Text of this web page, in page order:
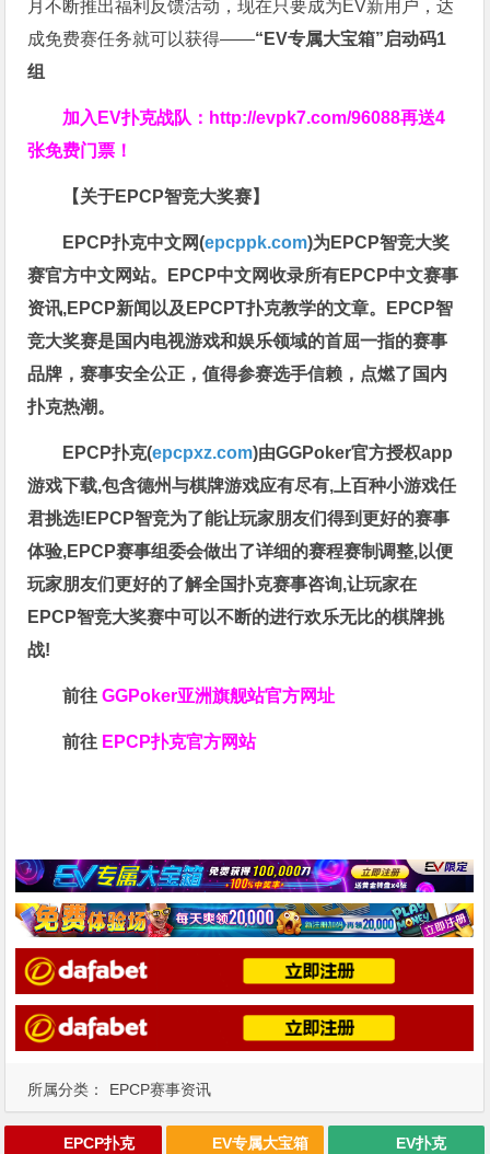
所属分类： EPCP赛事资讯
月不断推出福利反馈活动，现在只要成为EV新用户，达
成免费赛任务就可以获得——“EV专属大宝箱”启动码1
组
加入EV扑克战队： http://evpk7.com/96088再送4
张免费门票！
【关于EPCP智竞大奖赛】
EPCP扑克中文网(epcppk.com)为EPCP智竞大奖
赛官方中文网站。EPCP中文网收录所有EPCP中文赛事
资讯,EPCP新闻以及EPCPT扑克教学的文章。EPCP智
竞大奖赛是国内电视游戏和娱乐领域的首屈一指的赛事
品牌，赛事安全公正，值得参赛选手信赖，点燃了国内
扑克热潮。
EPCP扑克(epcpxz.com)由GGPoker官方授权app
游戏下载,包含德州与棋牌游戏应有尽有,上百种小游戏任
君挑选!EPCP智竞为了能让玩家朋友们得到更好的赛事
体验,EPCP赛事组委会做出了详细的赛程赛制调整,以便
玩家朋友们更好的了解全国扑克赛事咨询,让玩家在
EPCP智竞大奖赛中可以不断的进行欢乐无比的棋牌挑
战!
前往GGPoker亚洲旗舰站官方网址
前往 EPCP扑克官方网站
EPCP扑克 EV专属大宝箱 EV扑克